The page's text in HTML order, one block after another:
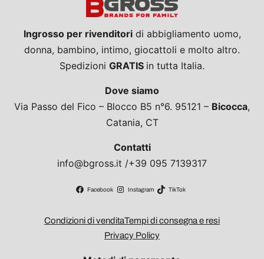
Ingrosso per rivenditoridi abbigliamento uomo,
donna, bambino, intimo, giocattoli e molto altro.
Spedizioni GRATIS in tutta Italia.
Dove siamo
Via Passo del Fico – Blocco B5 n°6. 95121 – Bicocca,
Catania, CT
Contatti
info@bgross.it /+39 095 7139317
Facebook Instagram TikTok
Condizioni di venditaTempi di consegna e resi
Privacy Policy